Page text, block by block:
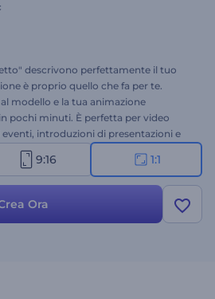
descrivono perfettamente il tuo
è proprio quello che fa per te.
modello e la tua animazione
pochi minuti. È perfetta per video
introduzioni di presentazioni e
ai tuoi video con l'animazione
Provala subito!
9:16 1:1
Ora